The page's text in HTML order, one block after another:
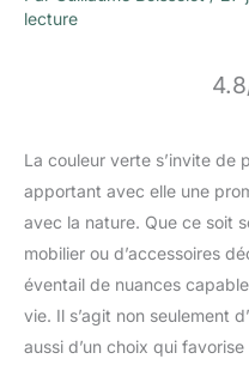
lecture
La couleur verte s’invite de
apportant avec elle une
avec la nature. Que ce soit
mobilier ou d’accessoires
éventail de nuances
vie. Il s’agit non seulement
aussi d’un choix qui